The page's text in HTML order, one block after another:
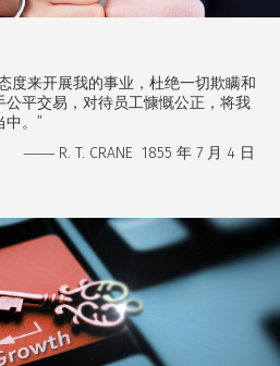
度来开展我的事业，杜绝一切欺瞒和
平交易，对待员工慷慨公正，将我
中。”
—— R. T. CRANE 1855 年 7 月 4 日